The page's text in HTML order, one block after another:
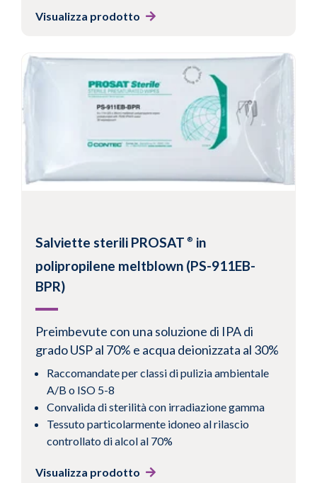
Visualizza prodotto
Salviette sterili PROSAT ® in
polipropilene meltblown (PS-911EB-
BPR)
Preimbevute con una soluzione di IPA di
grado USP al 70% e acqua deionizzata al 30%
Raccomandate per classi di pulizia ambientale
A/B o ISO 5-8
Convalida di sterilità con irradiazione gamma
Tessuto particolarmente idoneo al rilascio
controllato di alcol al 70%
Visualizza prodotto